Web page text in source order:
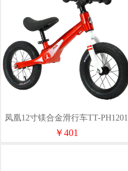
凤凰12寸镁合金滑行车TT-PH1201
￥401